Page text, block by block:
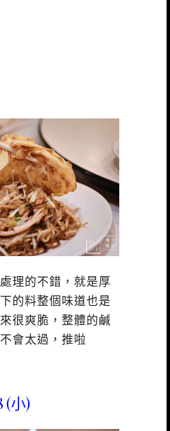
理的不錯，就是厚
的料整個味道也是
很爽脆，整體的鹹
會太過，推啦
(小)